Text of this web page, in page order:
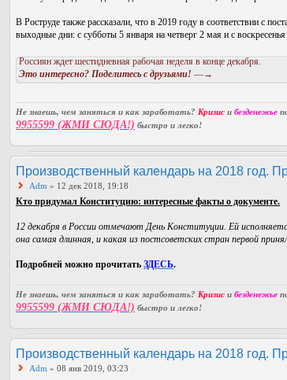
В Роструде также рассказали, что в 2019 году в соответствии с
выходные дни: с субботы 5 января на четверг 2 мая и с
Россиян ждет шестидневная рабочая неделя в конце декабря.
Это интересно? Поделитесь с друзьями! —→
Не знаешь, чем заняться и как заработать? Кризис и безденежье
9955599 (ЖМИ СЮДА!) быстро и легко!
Производственный календарь на 2018 год.
Adm » 12 дек 2018, 19:18
Кто придумал Конституцию: интересные факты о документе.
12 декабря в России отмечают День Конституции. Ей
она самая длинная, и какая из постсоветских стран первой
Подробней можно прочитать ЗДЕСЬ.
Не знаешь, чем заняться и как заработать? Кризис и безденежье
9955599 (ЖМИ СЮДА!) быстро и легко!
Производственный календарь на 2018 год.
Adm » 08 янв 2019, 03:23